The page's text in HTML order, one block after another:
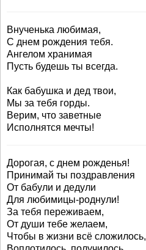
Внученька любимая,
С днем рождения тебя.
Ангелом хранимая
Пусть будешь ты всегда.
Как бабушка и дед твои,
Мы за тебя горды.
Верим, что заветные
Исполнятся мечты!
Дорогая, с днем рожденья!
Принимай ты поздравления
От бабули и дедули
Для любимицы-роднули!
За тебя переживаем,
От души тебе желаем,
Чтобы в жизни всё сложилось,